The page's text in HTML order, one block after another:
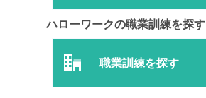
ハローワークの職業訓練を探す
職業訓練を探す